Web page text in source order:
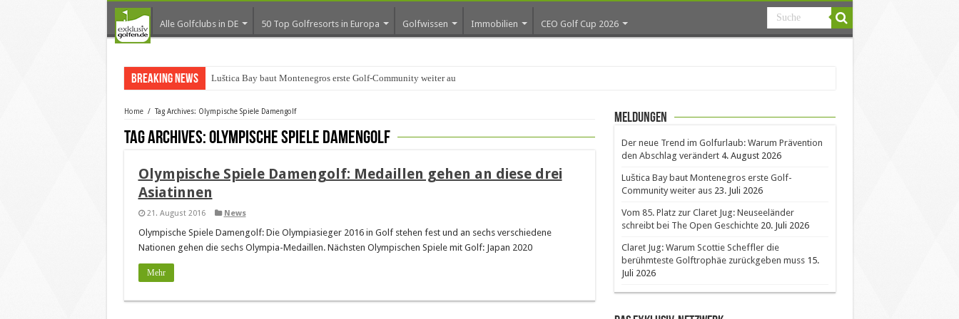
Alle Golfclubs in DE 50 Top Golfresorts in Europa Golfwissen Immobilien CEO Golf Cup 2026
Breaking News Luštica Bay baut Montenegros erste Golf-Community weiter aus
Home / Tag Archives: Olympische Spiele Damengolf
Tag Archives:Olympische Spiele Damengolf
Olympische Spiele Damengolf: Medaillen gehen an diese drei
Asiatinnen
21. August 2016 News
Olympische Spiele Damengolf: Die Olympiasieger 2016 in Golf stehen fest und an sechs verschiedene
Nationen gehen die sechs Olympia-Medaillen. Nächsten Olympischen Spiele mit Golf: Japan 2020
Mehr
Meldungen
Der neue Trend im Golfurlaub: Warum Prävention
den Abschlag verändert 4. August 2026
Luštica Bay baut Montenegros erste Golf-
Community weiter aus 23. Juli 2026
Vom 85. Platz zur Claret Jug: Neuseeländer
schreibt bei The Open Geschichte 20. Juli 2026
Claret Jug: Warum Scottie Scheffler die
berühmteste Golftrophäe zurückgeben muss 15.
Juli 2026